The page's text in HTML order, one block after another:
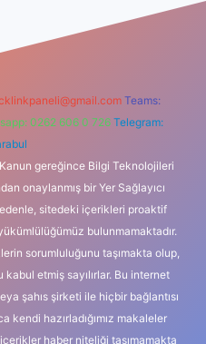
Teams:
0262 606 0 726 Telegram:
Kanun gereğince Bilgi Teknolojileri
onaylanmış bir Yer Sağlayıcı
sitedeki içerikleri proaktif
bulunmamaktadır.
sorumluluğunu taşımakta olup,
etmiş sayılırlar. Bu internet
şahıs şirketi ile hiçbir bağlantısı
kendi hazırladığımız makaleler
haber niteliği taşımamakta